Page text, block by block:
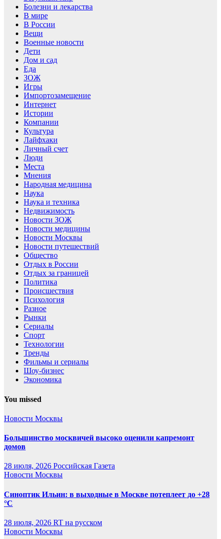
Болезни и лекарства
В мире
В России
Вещи
Военные новости
Дети
Дом и сад
Еда
ЗОЖ
Игры
Импортозамещение
Интернет
Истории
Компании
Культура
Лайфхаки
Личный счет
Люди
Места
Мнения
Народная медицина
Наука
Наука и техника
Недвижимость
Новости ЗОЖ
Новости медицины
Новости Москвы
Новости путешествий
Общество
Отдых в России
Отдых за границей
Политика
Происшествия
Психология
Разное
Рынки
Сериалы
Спорт
Технологии
Тренды
Фильмы и сериалы
Шоу-бизнес
Экономика
You missed
Новости Москвы
Большинство москвичей высоко оценили капремонт
домов
28 июля, 2026 Российская Газета
Новости Москвы
Синоптик Ильин: в выходные в Москве потеплеет до +28
°C
28 июля, 2026 RT на русском
Новости Москвы